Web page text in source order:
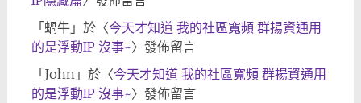
「 蝸牛」於〈今天才知道 我的社區寬頻 群揚資通用
的是浮動IP 沒事~〉發佈留言
「 John」於〈今天才知道 我的社區寬頻 群揚資通用
的是浮動IP 沒事~〉發佈留言